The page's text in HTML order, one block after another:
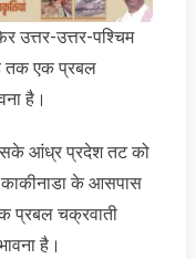
उत्तर-उत्तर-पश्चिम
तक एक प्रबल
है।
आंध्र प्रदेश तट को
के आसपास
प्रबल चक्रवाती
है।